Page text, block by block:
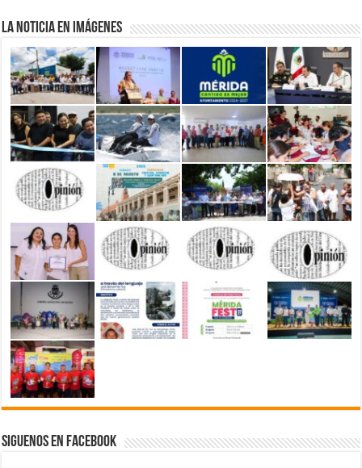
La Noticia en Imágenes
Siguenos en Facebook